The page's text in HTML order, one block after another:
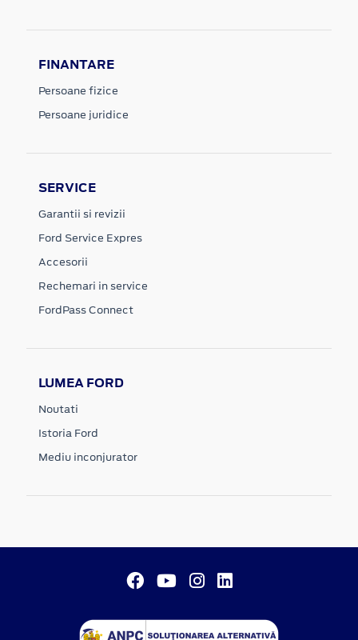
FINANTARE
Persoane fizice
Persoane juridice
SERVICE
Garantii si revizii
Ford Service Expres
Accesorii
Rechemari in service
FordPass Connect
LUMEA FORD
Noutati
Istoria Ford
Mediu inconjurator